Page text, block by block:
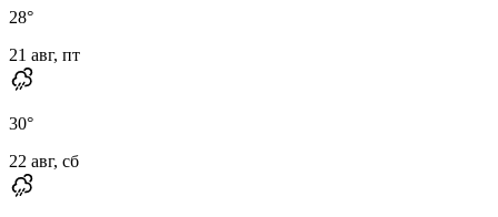
28°
21 авг, пт
30°
22 авг, сб